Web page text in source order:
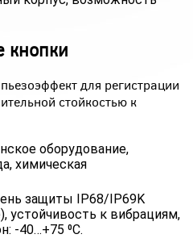
кнопки
для регистрации
стойкостью к
оборудование,
химическая
защиты IP68/IP69K
устойчивость к вибрациям,
-40…+75 ⁰C.